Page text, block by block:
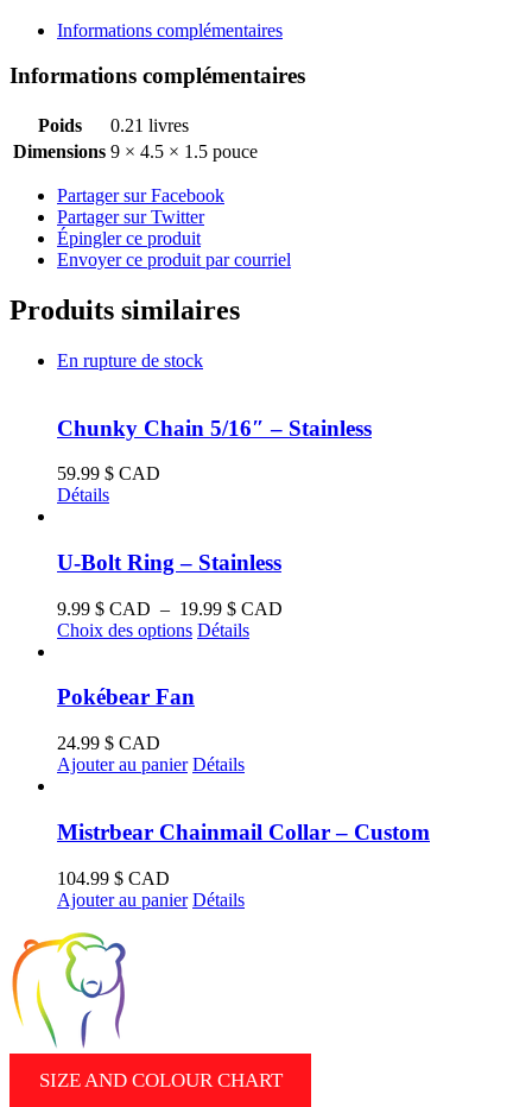
Informations complémentaires
Informations complémentaires
Poids
0.21 livres
Dimensions 9 × 4.5 × 1.5 pouce
Partager sur Facebook
Partager sur Twitter
Épingler ce produit
Envoyer ce produit par courriel
Produits similaires
En rupture de stock
Chunky Chain 5/16″ – Stainless
59.99 $ CAD
Détails
U-Bolt Ring – Stainless
9.99 $ CAD – 19.99 $ CAD
Choix des options Ce
options
peuvent
choisies
sur
du
Détails
Pokébear Fan
24.99 $ CAD
Ajouter au panier Détails
Mistrbear Chainmail Collar – Custom
104.99 $ CAD
Ajouter au panier Détails
SIZE AND COLOUR CHART